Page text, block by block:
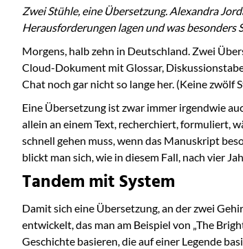
Zwei Stühle, eine Übersetzung. Alexandra
Herausforderungen lagen und was besonders
Morgens, halb zehn in Deutschland. Zwei
Cloud-Dokument mit Glossar,
Chat noch gar nicht so lange her. (Keine zwölf
Eine Übersetzung ist zwar immer irgendwie
allein an einem Text, recherchiert, formuliert,
schnell gehen muss, wenn das Manuskript
blickt man sich, wie in diesem Fall, nach vier
Tandem mit System
Damit sich eine Übersetzung, an der zwei
entwickelt, das man am Beispiel von „The
Geschichte basieren, die auf einer Legende